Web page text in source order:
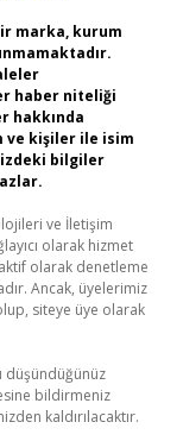
marka, kurum
haber niteliği
hakkında
ve kişiler ile isim
bilgiler
ve İletişim
olarak hizmet
olarak denetleme
Ancak, üyelerimiz
siteye üye olarak
düşündüğünüz
bildirmeniz
kaldırılacaktır.